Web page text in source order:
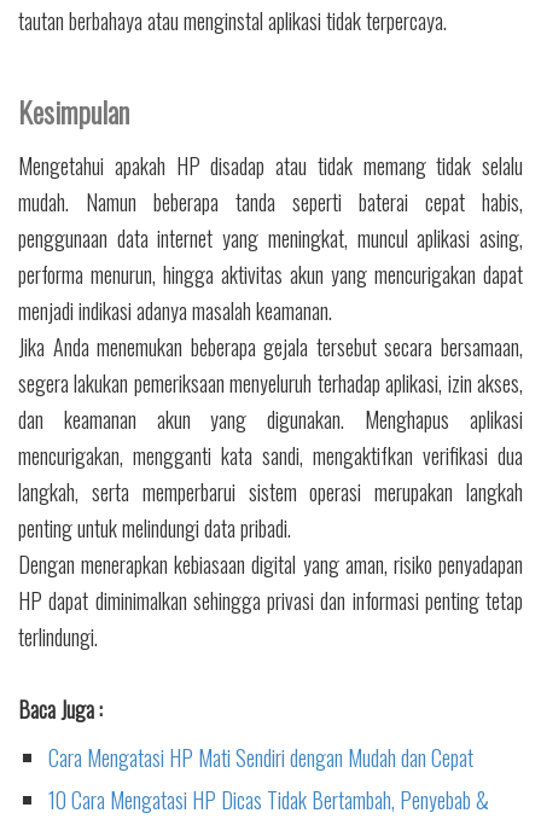
tautan berbahaya atau menginstal aplikasi tidak terpercaya.
Kesimpulan
Mengetahui apakah HP disadap atau tidak memang tidak selalu
mudah. Namun beberapa tanda seperti baterai cepat habis,
penggunaan data internet yang meningkat, muncul aplikasi asing,
performa menurun, hingga aktivitas akun yang mencurigakan dapat
menjadi indikasi adanya masalah keamanan.
Jika Anda menemukan beberapa gejala tersebut secara bersamaan,
segera lakukan pemeriksaan menyeluruh terhadap aplikasi, izin akses,
dan keamanan akun yang digunakan. Menghapus aplikasi
mencurigakan, mengganti kata sandi, mengaktifkan verifikasi dua
langkah, serta memperbarui sistem operasi merupakan langkah
penting untuk melindungi data pribadi.
Dengan menerapkan kebiasaan digital yang aman, risiko penyadapan
HP dapat diminimalkan sehingga privasi dan informasi penting tetap
terlindungi.
Baca Juga :
Cara Mengatasi HP Mati Sendiri dengan Mudah dan Cepat
10 Cara Mengatasi HP Dicas Tidak Bertambah, Penyebab &